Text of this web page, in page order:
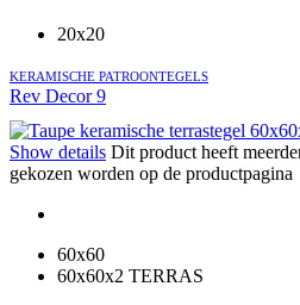
20x20
KERAMISCHE PATROONTEGELS
Rev Decor 9
Show details Dit product heeft
gekozen worden op de productpagina
60x60
60x60x2 TERRAS